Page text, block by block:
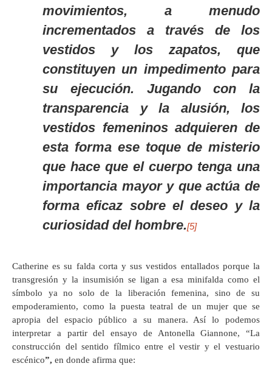
movimientos, a menudo
incrementados a través de los
vestidos y los zapatos, que
constituyen un impedimento para
su ejecución. Jugando con la
transparencia y la alusión, los
vestidos femeninos adquieren de
esta forma ese toque de misterio
que hace que el cuerpo tenga una
importancia mayor y que actúa de
forma eficaz sobre el deseo y la
curiosidad del hombre.[5]
Catherine es su falda corta y sus vestidos entallados porque la
transgresión y la insumisión se ligan a esa minifalda como el
símbolo ya no solo de la liberación femenina, sino de su
empoderamiento, como la puesta teatral de un mujer que se
apropia del espacio público a su manera. Así lo podemos
interpretar a partir del ensayo de Antonella Giannone, “La
construcción del sentido fílmico entre el vestir y el vestuario
escénico”, en donde afirma que: